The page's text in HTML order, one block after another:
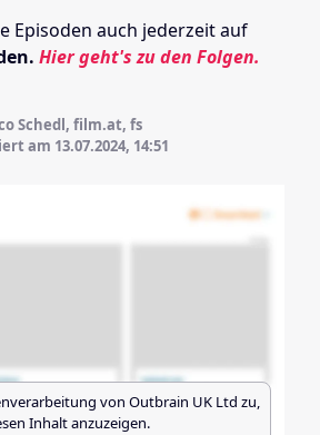
Episoden auch jederzeit auf
. Hier geht's zu den Folgen.
Schedl, film.at, fs
am 13.07.2024, 14:51
von Outbrain UK Ltd zu,
Inhalt anzuzeigen.